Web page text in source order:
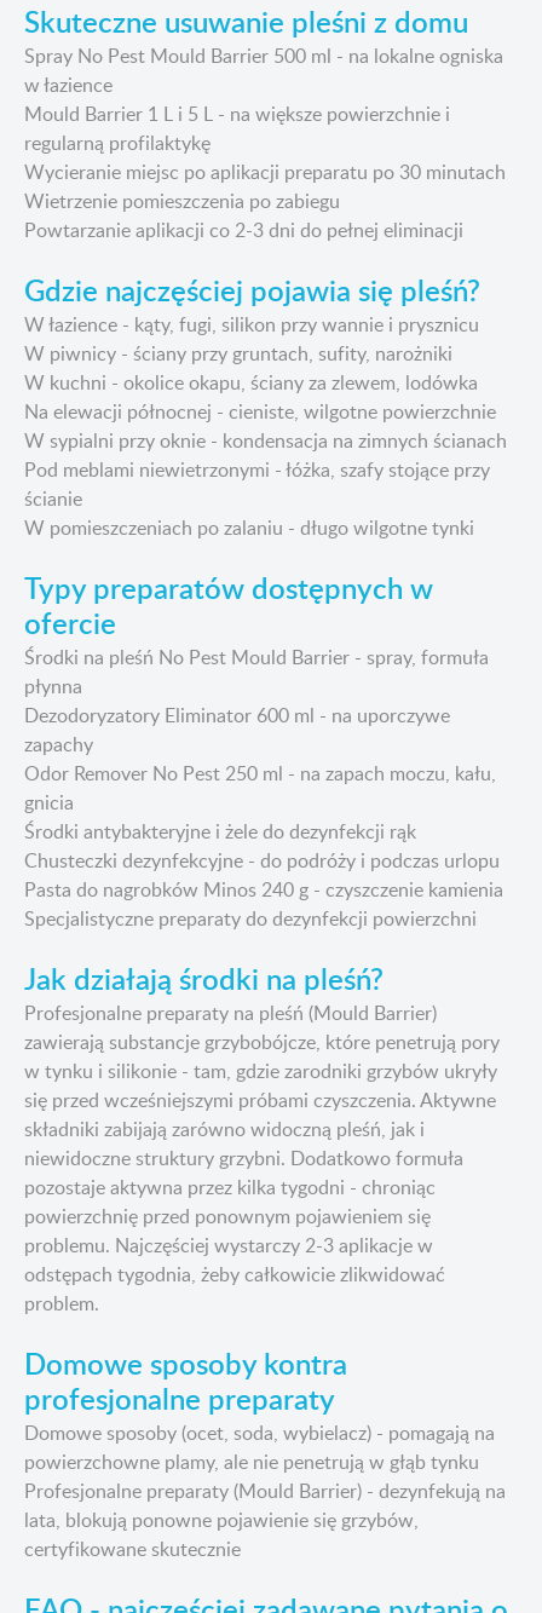
Skuteczne usuwanie pleśni z domu
Spray No Pest Mould Barrier 500 ml - na lokalne ogniska
w łazience
Mould Barrier 1 L i 5 L - na większe powierzchnie i
regularną profilaktykę
Wycieranie miejsc po aplikacji preparatu po 30 minutach
Wietrzenie pomieszczenia po zabiegu
Powtarzanie aplikacji co 2-3 dni do pełnej eliminacji
Gdzie najczęściej pojawia się pleśń?
W łazience - kąty, fugi, silikon przy wannie i prysznicu
W piwnicy - ściany przy gruntach, sufity, narożniki
W kuchni - okolice okapu, ściany za zlewem, lodówka
Na elewacji północnej - cieniste, wilgotne powierzchnie
W sypialni przy oknie - kondensacja na zimnych ścianach
Pod meblami niewietrzonymi - łóżka, szafy stojące przy
ścianie
W pomieszczeniach po zalaniu - długo wilgotne tynki
Typy preparatów dostępnych w
ofercie
Środki na pleśń No Pest Mould Barrier - spray, formuła
płynna
Dezodoryzatory Eliminator 600 ml - na uporczywe
zapachy
Odor Remover No Pest 250 ml - na zapach moczu, kału,
gnicia
Środki antybakteryjne i żele do dezynfekcji rąk
Chusteczki dezynfekcyjne - do podróży i podczas urlopu
Pasta do nagrobków Minos 240 g - czyszczenie kamienia
Specjalistyczne preparaty do dezynfekcji powierzchni
Jak działają środki na pleśń?
Profesjonalne preparaty na pleśń (Mould Barrier)
zawierają substancje grzybobójcze, które penetrują pory
w tynku i silikonie - tam, gdzie zarodniki grzybów ukryły
się przed wcześniejszymi próbami czyszczenia. Aktywne
składniki zabijają zarówno widoczną pleśń, jak i
niewidoczne struktury grzybni. Dodatkowo formuła
pozostaje aktywna przez kilka tygodni - chroniąc
powierzchnię przed ponownym pojawieniem się
problemu. Najczęściej wystarczy 2-3 aplikacje w
odstępach tygodnia, żeby całkowicie zlikwidować
problem.
Domowe sposoby kontra
profesjonalne preparaty
Domowe sposoby (ocet, soda, wybielacz) - pomagają na
powierzchowne plamy, ale nie penetrują w głąb tynku
Profesjonalne preparaty (Mould Barrier) - dezynfekują na
lata, blokują ponowne pojawienie się grzybów,
certyfikowane skutecznie